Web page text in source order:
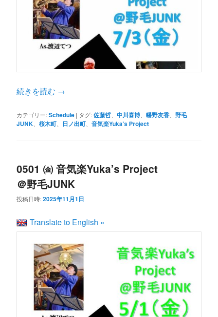
へ
移
続きを読む →
カテゴリー:Schedule | タグ:佐藤哲 、中川喜博 、幡野友香 、野毛
JUNK 、桜木町、 日ノ出町、音気楽Yuka’s Project
0501 ㈮ 音気楽Yuka’s Project
＠野毛JUNK
投稿日時:2025年11月1日
Translate to English »